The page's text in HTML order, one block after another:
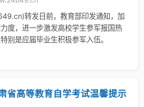
转发日前，教育部印发通知，加
度，进一步激发高校学生参军报国热
别是应届毕业生积极参军入伍。
省高等教育自学考试温馨提示